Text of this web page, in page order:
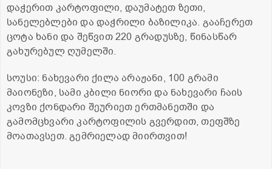
დაჭერით კარტოფილი, დაუმატეთ ზეთი,
სანელებლები და დაჭრილი ბაზილიკა. გააჩერეთ
ცოტა ხანი და შეწვით 220 გრადუსზე, წინასწარ
გახურებულ ღუმელში.
სოუსი: ნახევარი ქილა არაჟანი, 100 გრამი
მაიონეზი, სამი კბილი ნიორი და ნახევარი ჩაის
კოვზი ქონდარი შეურიეთ ერთმანეთში და
გამომცხვარი კარტოფილის გვერდით, თეფშზე
მოათავსეთ. გემრიელად მიირთვით!